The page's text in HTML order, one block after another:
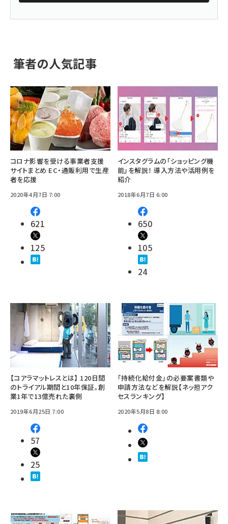
筆者の人気記事
コロナ影響を受ける事業者支援
サイトまとめ EC・通販利用で生産
者を応援
2020年4月7日 7:00
621
125
インスタグラムの「ショッピング機
能」を解説！ 導入方法や活用例を
紹介
2018年6月7日 6:00
650
105
24
【コアラマットレスとは】 120日間
のトライアル期間と10年保証。創
業1年で13億売れた裏側
2019年6月25日 7:00
57
25
「持続化給付金」の必要案書類や
申請方法などを解説【ネッ担アク
セスランキング】
2020年5月8日 8:00